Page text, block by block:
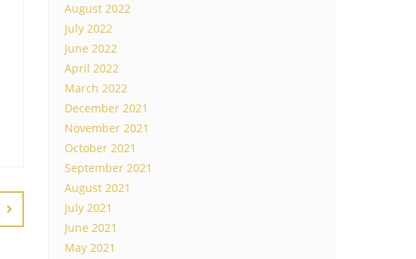
August 2022
July 2022
June 2022
April 2022
March 2022
December 2021
November 2021
October 2021
September 2021
August 2021
July 2021
June 2021
May 2021